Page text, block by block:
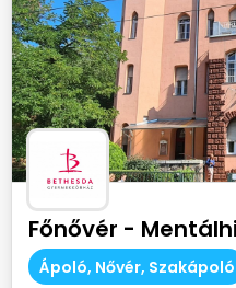
Főnővér -
Ápoló, Nővér, Szakápoló